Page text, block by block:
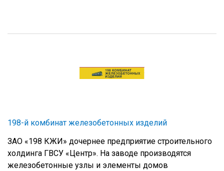
198-й комбинат железобетонных изделий
ЗАО «198 КЖИ» дочернее предприятие строительного
холдинга ГВСУ «Центр». На заводе производятся
железобетонные узлы и элементы домов